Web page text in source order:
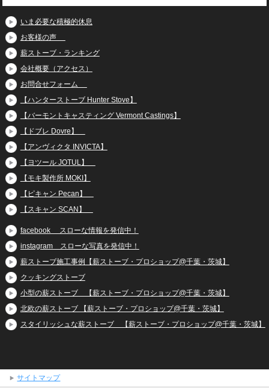
いま必要な積極的休息
お客様の声
薪ストーブ・ランキング
会社概要（アクセス）
お問合せフォーム
【ハンターストーブ Hunter Stove】
【バーモントキャスティング Vermont Castings】
【ドブレ Dovre】
【アンヴィクタ INVICTA】
【ヨツール JOTUL】
【モキ製作所 MOKI】
【ピキャン Pecan】
【スキャン SCAN】
facebook スローな情報を発信中！
instagram スローな写真を発信中！
薪ストーブ施工事例【薪ストーブ・プロショップ@千葉・茨城】
クッキングストーブ
小型の薪ストーブ 【薪ストーブ・プロショップ@千葉・茨城】
北欧の薪ストーブ 【薪ストーブ・プロショップ@千葉・茨城】
スタイリッシュな薪ストーブ 【薪ストーブ・プロショップ@千葉・茨城】
サイトマップ